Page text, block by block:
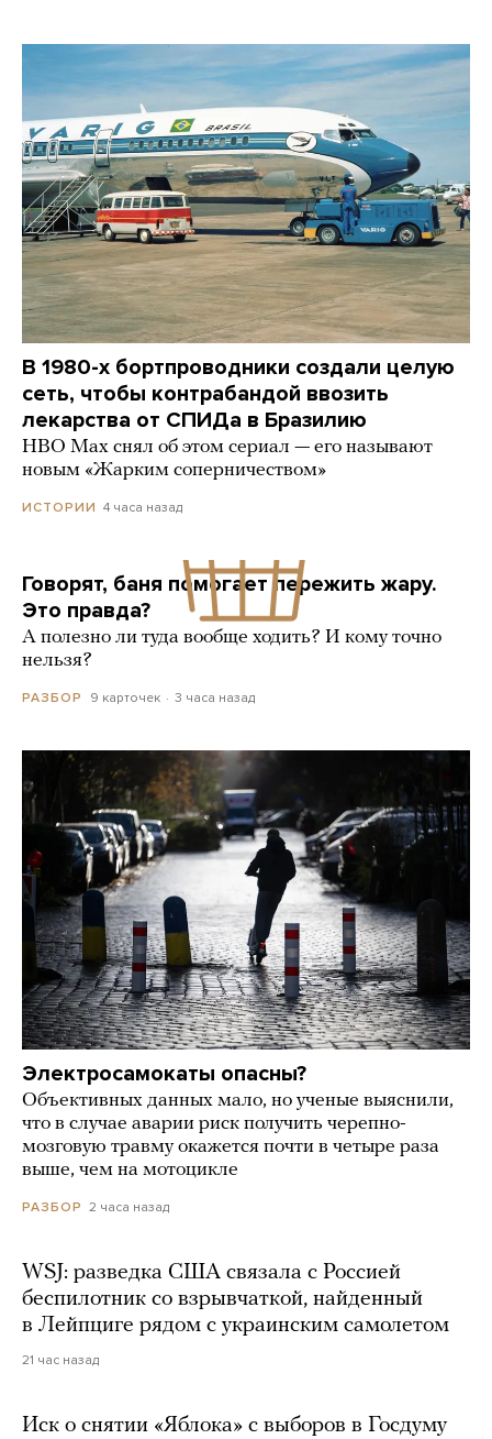
В 1980-х бортпроводники создали целую
сеть, чтобы контрабандой ввозить
лекарства от СПИДа в Бразилию
HBO Max снял об этом сериал — его называют
новым «Жарким соперничеством»
ИСТОРИИ 4 часа назад
Говорят, баня помогает пережить жару.
Это правда?
А полезно ли туда вообще ходить? И кому точно
нельзя?
РАЗБОР 9 карточек 3 часа назад
Электросамокаты опасны?
Объективных данных мало, но ученые выяснили,
что в случае аварии риск получить черепно-
мозговую травму окажется почти в четыре раза
выше, чем на мотоцикле
РАЗБОР 2 часа назад
WSJ: разведка США связала с Россией
беспилотник со взрывчаткой, найденный
в Лейпциге рядом с украинским самолетом
21 час назад
Иск о снятии «Яблока» с выборов в Госдуму